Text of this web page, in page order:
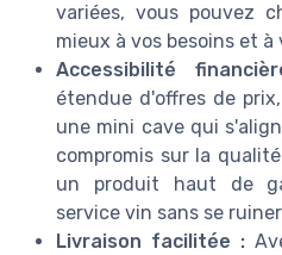
variées, vous pouvez
mieux à vos besoins et
Accessibilité
étendue d'offres de
une mini cave qui
compromis sur la
un produit haut de
service vin sans se
Livraison facilitée :